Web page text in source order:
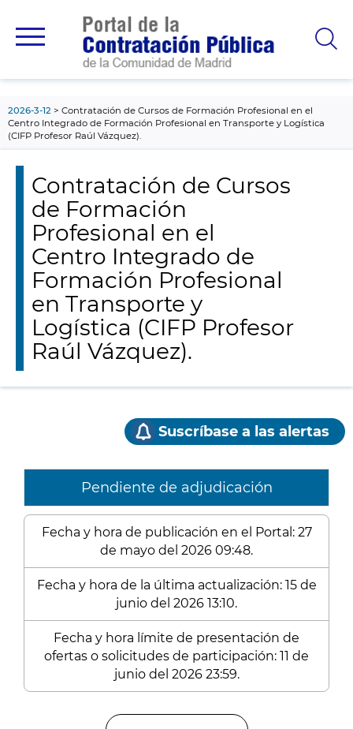
principal
2026-3-12
Contratación de Cursos de Formación Profesional en el
Centro Integrado de Formación Profesional en Transporte y Logística
(CIFP Profesor Raúl Vázquez).
Contratación de Cursos
de Formación
Profesional en el
Centro Integrado de
Formación Profesional
en Transporte y
Logística (CIFP Profesor
Raúl Vázquez).
Suscríbase a las alertas
Pendiente de adjudicación
Fecha y hora de publicación en el Portal: 27
de mayo del 2026 09:48.
Fecha y hora de la última actualización: 15 de
junio del 2026 13:10.
Fecha y hora límite de presentación de
ofertas o solicitudes de participación: 11 de
junio del 2026 23:59.